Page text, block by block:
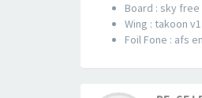
Board : sky
Wing : takoon
Foil Fone : afs